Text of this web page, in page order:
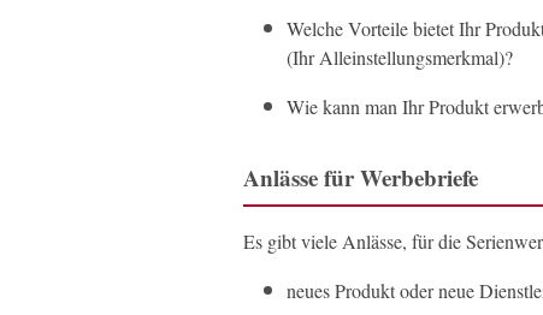
Welche Vorteile bietet Ihr
(Ihr Alleinstellungsmerkmal)?
Wie kann man Ihr Produkt
Anlässe für Werbebriefe
Es gibt viele Anlässe, für die
neues Produkt oder neue